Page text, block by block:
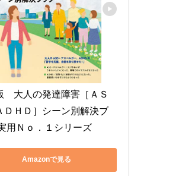
　大人の発達障害［ＡＳ
ＤＨＤ］シーン別解決ブ
用Ｎｏ．１シリーズ
Amazonで見る